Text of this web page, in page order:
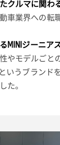
クルマに関わ
車業界への転
MINIジーニア
やモデルごと
いうブランド
た。